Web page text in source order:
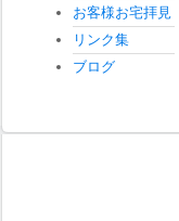
お客様お宅拝見
リンク集
ブログ